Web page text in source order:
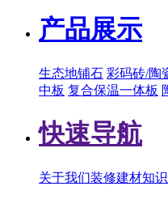
产品展示
生态地铺石 彩码砖/陶
中板 复合保温一体板
快速导航
关于我们装修建材知识